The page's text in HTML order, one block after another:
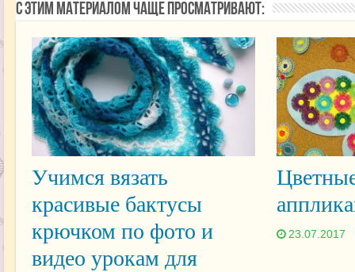
С этим материалом чаще просматривают:
Учимся вязать
красивые бактусы
крючком по фото и
видео урокам для
23.07.2017